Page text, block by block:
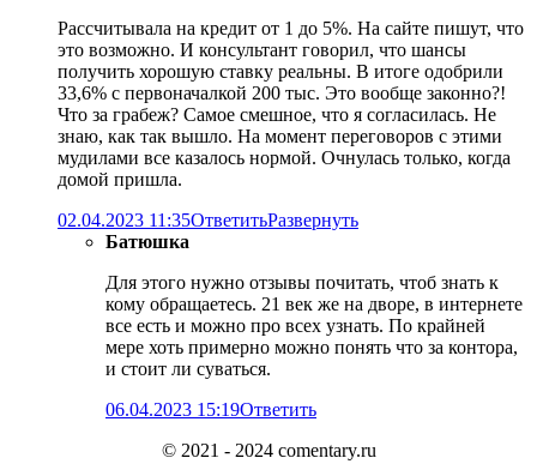
Рассчитывала на кредит от 1 до 5%. На сайте пишут, что
это возможно. И консультант говорил, что шансы
получить хорошую ставку реальны. В итоге одобрили
33,6% с первоначалкой 200 тыс. Это вообще законно?!
Что за грабеж? Самое смешное, что я согласилась. Не
знаю, как так вышло. На момент переговоров с этими
мудилами все казалось нормой. Очнулась только, когда
домой пришла.
02.04.2023 11:35ОтветитьРазвернуть
Батюшка
Для этого нужно отзывы почитать, чтоб знать к
кому обращаетесь. 21 век же на дворе, в интернете
все есть и можно про всех узнать. По крайней
мере хоть примерно можно понять что за контора,
и стоит ли суваться.
06.04.2023 15:19Ответить
© 2021 - 2024 comentary.ru